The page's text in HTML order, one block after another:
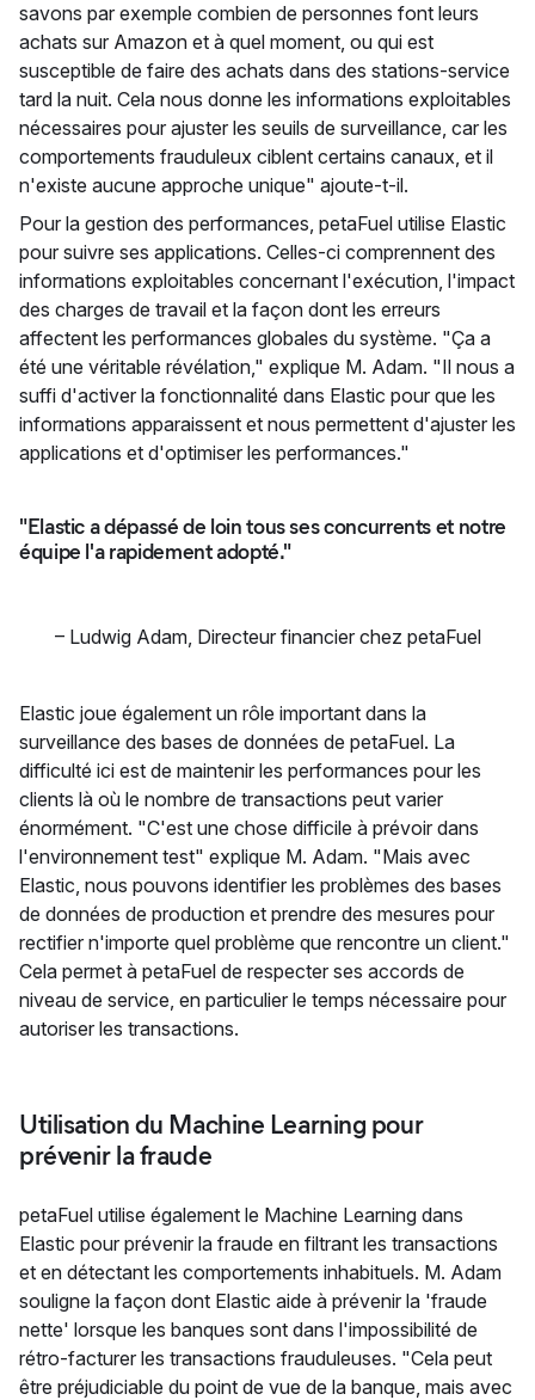
savons par exemple combien de personnes font leurs
achats sur Amazon et à quel moment, ou qui est
susceptible de faire des achats dans des stations-service
tard la nuit. Cela nous donne les informations exploitables
nécessaires pour ajuster les seuils de surveillance, car les
comportements frauduleux ciblent certains canaux, et il
n'existe aucune approche unique" ajoute-t-il.
Pour la gestion des performances, petaFuel utilise Elastic
pour suivre ses applications. Celles-ci comprennent des
informations exploitables concernant l'exécution, l'impact
des charges de travail et la façon dont les erreurs
affectent les performances globales du système. "Ça a
été une véritable révélation," explique M. Adam. "Il nous a
suffi d'activer la fonctionnalité dans Elastic pour que les
informations apparaissent et nous permettent d'ajuster les
applications et d'optimiser les performances."
"Elastic a dépassé de loin tous ses concurrents et notre
équipe l'a rapidement adopté."
– Ludwig Adam, Directeur financier chez petaFuel
Elastic joue également un rôle important dans la
surveillance des bases de données de petaFuel. La
difficulté ici est de maintenir les performances pour les
clients là où le nombre de transactions peut varier
énormément. "C'est une chose difficile à prévoir dans
l'environnement test" explique M. Adam. "Mais avec
Elastic, nous pouvons identifier les problèmes des bases
de données de production et prendre des mesures pour
rectifier n'importe quel problème que rencontre un client."
Cela permet à petaFuel de respecter ses accords de
niveau de service, en particulier le temps nécessaire pour
autoriser les transactions.
Utilisation du Machine Learning pour
prévenir la fraude
petaFuel utilise également le Machine Learning dans
Elastic pour prévenir la fraude en filtrant les transactions
et en détectant les comportements inhabituels. M. Adam
souligne la façon dont Elastic aide à prévenir la 'fraude
nette' lorsque les banques sont dans l'impossibilité de
rétro-facturer les transactions frauduleuses. "Cela peut
être préjudiciable du point de vue de la banque, mais avec